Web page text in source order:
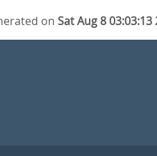
onSat Aug 8 03:03:13